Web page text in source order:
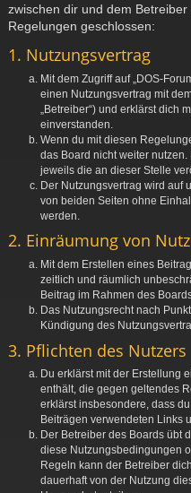
zwischen dir und dem
Regelungen geschlossen:
1. Nutzungsvertrag
Mit dem Zugriff auf „DOS-
einen Nutzungsvertrag mit
„Betreiber“) und erklärst dich
einverstanden.
Wenn du mit diesen
das Board nicht weiter
jeweils die an dieser Stelle
Der Nutzungsvertrag wird auf
von beiden Seiten ohne
werden.
2. Einräumung von
Mit dem Erstellen eines
zeitlich und räumlich
Beitrag im Rahmen des
Das Nutzungsrecht nach
Kündigung des
3. Pflichten des Nutzers
Du erklärst mit der Erstellung
enthält, die gegen geltendes
erklärst insbesondere, dass
Beiträgen verwendeten Links
Der Betreiber des Boards übt
diese Nutzungsbedingungen
Regeln kann der Betreiber
dauerhaft von der Nutzung